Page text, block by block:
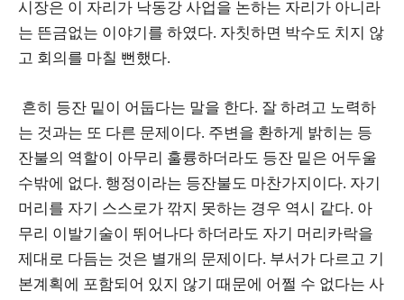
시장은 이 자리가 낙동강 사업을 논하는 자리가 아니라
는 뜬금없는 이야기를 하였다. 자칫하면 박수도 치지 않
고 회의를 마칠 뻔했다.
흔히 등잔 밑이 어둡다는 말을 한다. 잘 하려고 노력하
는 것과는 또 다른 문제이다. 주변을 환하게 밝히는 등
잔불의 역할이 아무리 훌륭하더라도 등잔 밑은 어두울
수밖에 없다. 행정이라는 등잔불도 마찬가지이다. 자기
머리를 자기 스스로가 깎지 못하는 경우 역시 같다. 아
무리 이발기술이 뛰어나다 하더라도 자기 머리카락을
제대로 다듬는 것은 별개의 문제이다. 부서가 다르고 기
본계획에 포함되어 있지 않기 때문에 어쩔 수 없다는 사